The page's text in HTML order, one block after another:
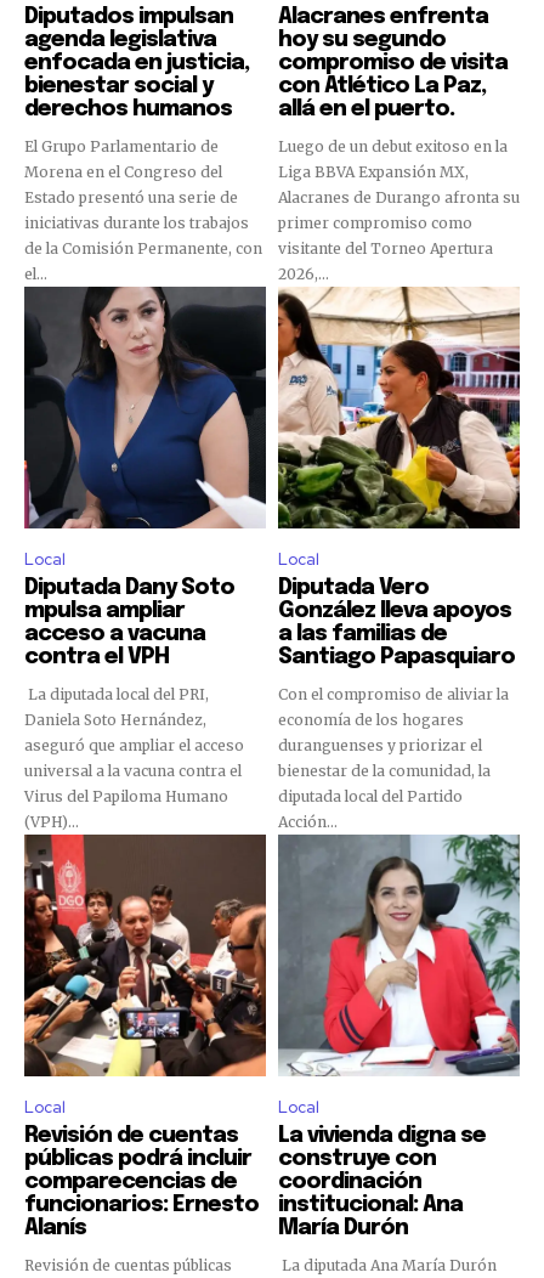
Diputados impulsan
agenda legislativa
enfocada en justicia,
bienestar social y
derechos humanos
El Grupo Parlamentario de
Morena en el Congreso del
Estado presentó una serie de
iniciativas durante los trabajos
de la Comisión Permanente, con
el...
Alacranes enfrenta
hoy su segundo
compromiso de visita
con Atlético La Paz,
allá en el puerto.
Luego de un debut exitoso en la
Liga BBVA Expansión MX,
Alacranes de Durango afronta su
primer compromiso como
visitante del Torneo Apertura
2026,...
Local
Diputada Dany Soto
mpulsa ampliar
acceso a vacuna
contra el VPH
La diputada local del PRI,
Daniela Soto Hernández,
aseguró que ampliar el acceso
universal a la vacuna contra el
Virus del Papiloma Humano
(VPH)...
Local
Diputada Vero
González lleva apoyos
a las familias de
Santiago Papasquiaro
Con el compromiso de aliviar la
economía de los hogares
duranguenses y priorizar el
bienestar de la comunidad, la
diputada local del Partido
Acción...
Local
Revisión de cuentas
públicas podrá incluir
comparecencias de
funcionarios: Ernesto
Alanís
Revisión de cuentas públicas
Local
La vivienda digna se
construye con
coordinación
institucional: Ana
María Durón
La diputada Ana María Durón